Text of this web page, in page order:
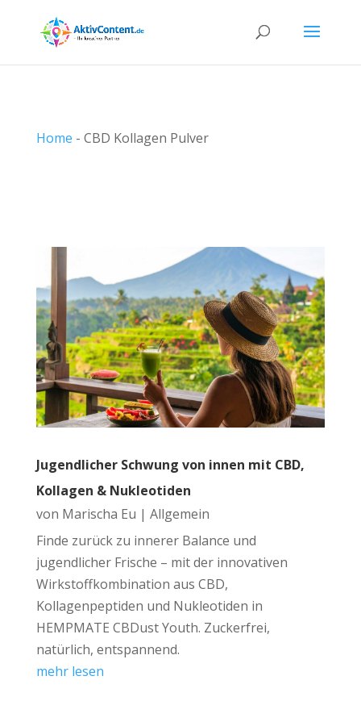
Home - CBD Kollagen Pulver
Jugendlicher Schwung von innen mit CBD,
Kollagen & Nukleotiden
von Marischa Eu | Allgemein
Finde zurück zu innerer Balance und
jugendlicher Frische – mit der innovativen
Wirkstoffkombination aus CBD,
Kollagenpeptiden und Nukleotiden in
HEMPMATE CBDust Youth. Zuckerfrei,
natürlich, entspannend.
mehr lesen